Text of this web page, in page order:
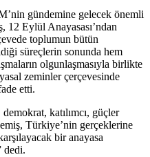
gündemine gelecek önemli
Eylül Anayasası’ndan
toplumun bütün
süreçlerin sonunda hem
olgunlaşmasıyla birlikte
zeminler çerçevesinde
etti.
katılımcı, güçler
Türkiye’nin gerçeklerine
bir anayasa
dedi.